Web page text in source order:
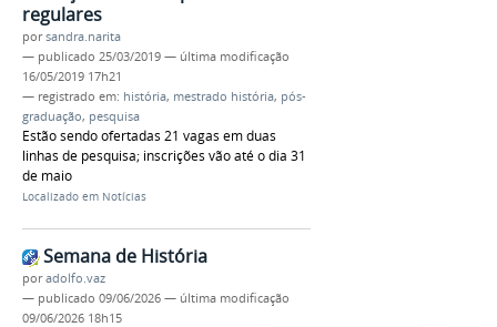
regulares
porsandra.narita
— publicado 25/03/2019 — última modificação
16/05/2019 17h21
— registrado em: história, mestrado história, pós-
graduação, pesquisa
Estão sendo ofertadas 21 vagas em duas
linhas de pesquisa; inscrições vão até o dia 31
de maio
Localizado em Notícias
Semana de História
poradolfo.vaz
— publicado 09/06/2026 — última modificação
09/06/2026 18h15